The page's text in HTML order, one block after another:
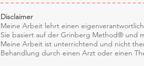
Disclaimer
Meine Arbeit lehrt einen
Sie basiert auf der Grinberg Method® und
Meine Arbeit ist unterrichtend und nicht
Behandlung durch einen Arzt oder einen